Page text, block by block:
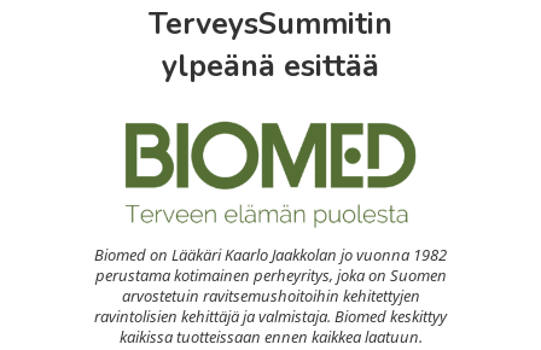
TerveysSummitin
ylpeänä esittää
Biomed on Lääkäri Kaarlo Jaakkolan jo vuonna 1982
perustama kotimainen perheyritys, joka on Suomen
arvostetuin ravitsemushoitoihin kehitettyjen
ravintolisien kehittäjä ja valmistaja. Biomed keskittyy
kaikissa tuotteissaan ennen kaikkea laatuun.